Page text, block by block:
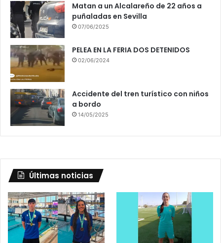
Matan a un Alcalareño de 22 años a
puñaladas en Sevilla
07/06/2025
PELEA EN LA FERIA DOS DETENIDOS
02/06/2024
Accidente del tren turístico con niños
a bordo
14/05/2025
Últimas noticias